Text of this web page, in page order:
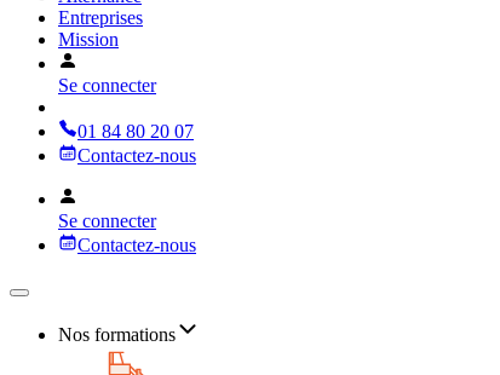
Entreprises
Mission
Se connecter
01 84 80 20 07
Contactez-nous
Se connecter
Contactez-nous
Nos formations